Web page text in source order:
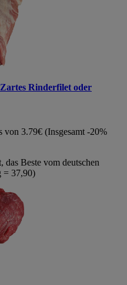
Rinderfilet oder
von 3.79€ (Insgesamt -20%
das Beste vom deutschen
= 37,90)